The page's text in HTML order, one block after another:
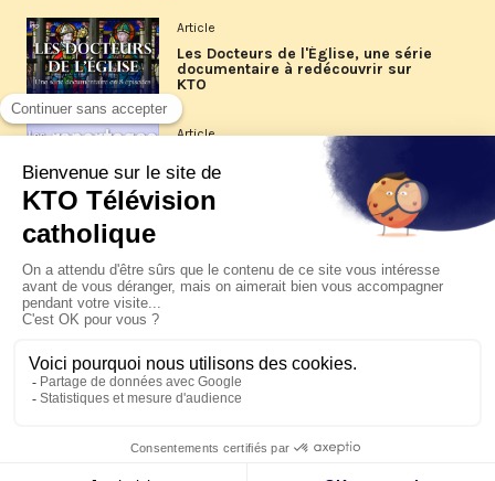
Article
Les Docteurs de l'Église, une série
documentaire à redécouvrir sur
KTO
Article
Les reportages d'été 2026 de KTO
La visite pastorale du pape Léon
XIV à Assise à suivre sur KTO le
jeudi 6 août
Le pape en Uruguay, Argentine et
Pérou du 6 au 17 novembre 2026